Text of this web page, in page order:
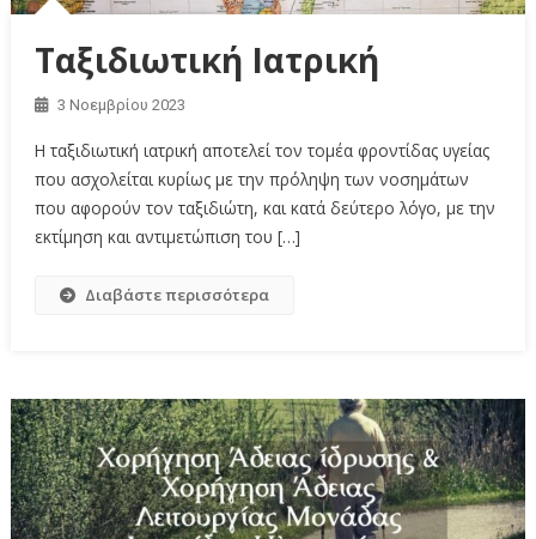
Ταξιδιωτική Ιατρική
3 Νοεμβρίου 2023
Η ταξιδιωτική ιατρική αποτελεί τον τομέα φροντίδας υγείας
που ασχολείται κυρίως με την πρόληψη των νοσημάτων
που αφορούν τον ταξιδιώτη, και κατά δεύτερο λόγο, με την
εκτίμηση και αντιμετώπιση του […]
Διαβάστε περισσότερα